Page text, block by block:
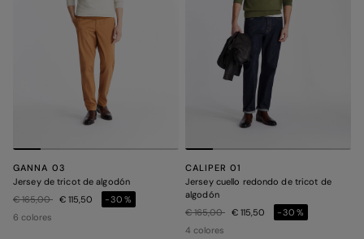
GANNA 03
Jersey de tricot de algodón
Precio rebajado de
€ 165,00a € 115,50
-30%
6 colores
CALIPER 01
Jersey cuello redondo de tricot de
algodón
Precio rebajado de
€ 165,00a € 115,50
-30%
4 colores